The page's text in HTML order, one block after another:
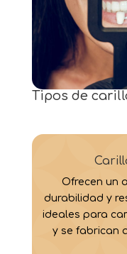
Tipos de
Ofrecen un
durabilidad y
ideales para
y se fabrican